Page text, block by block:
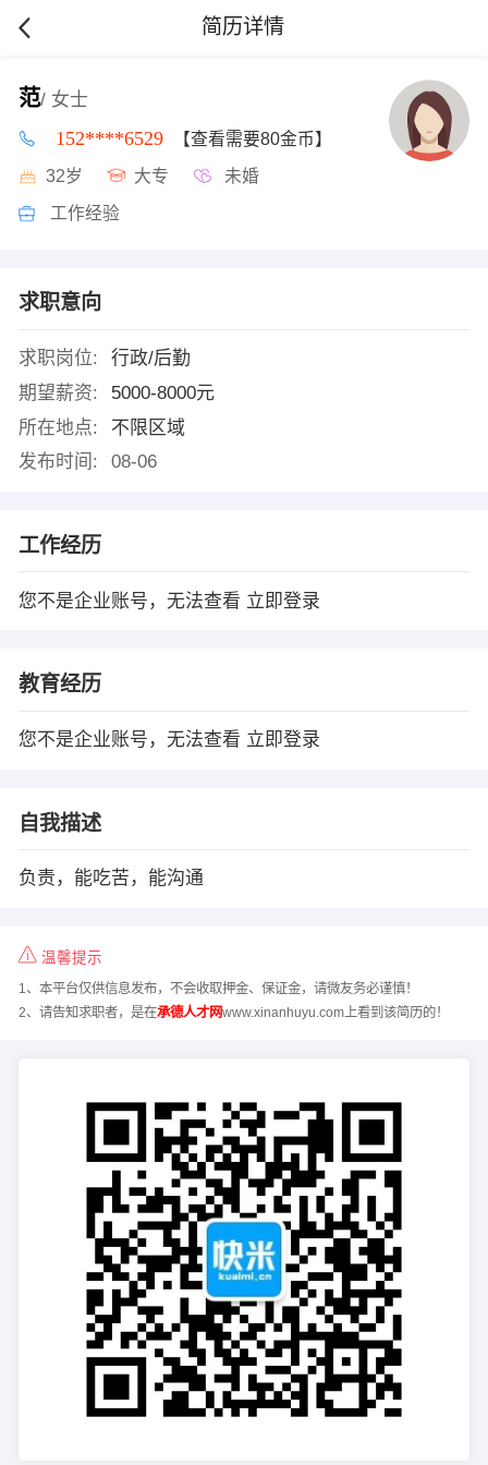
简历详情
范/ 女士
152****6529 【查看需要80金币】
32岁 大专 未婚
工作经验
求职意向
求职岗位:
行政/后勤
期望薪资:
5000-8000元
所在地点:
不限区域
发布时间:
08-06
工作经历
您不是企业账号，无法查看 立即登录
教育经历
您不是企业账号，无法查看 立即登录
自我描述
负责，能吃苦，能沟通
温馨提示
1、本平台仅供信息发布，不会收取押金、保证金，请微友务必谨慎！
2、请告知求职者，是在承德人才网www.xinanhuyu.com上看到该简历的！